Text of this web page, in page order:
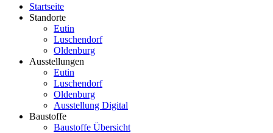
Startseite
Standorte
Eutin
Luschendorf
Oldenburg
Ausstellungen
Eutin
Luschendorf
Oldenburg
Ausstellung Digital
Baustoffe
Baustoffe Übersicht